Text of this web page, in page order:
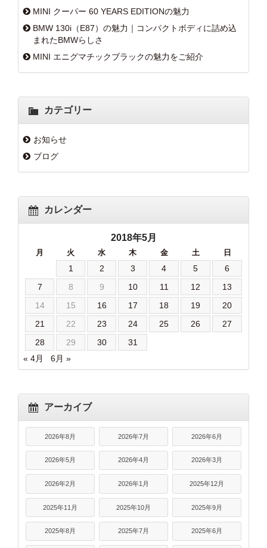
MINI クーパー 60 YEARS EDITIONの魅力
BMW 130i（E87）の魅力｜コンパクトボディに詰め込
まれたBMWらしさ
MINI エニグマチックブラックの魅力をご紹介
カテゴリー
お知らせ
ブログ
カレンダー
2018年5月
月 火 水 木 金 土 日
1 2 3 4 5
6
7
8 9 10 11 12
13
14
15 16 17 18 19
20
21
22 23 24 25 26
27
28
29 30
31
« 4月
6月 »
アーカイブ
2026年8月 2026年7月 2026年6月
2026年5月 2026年4月 2026年3月
2026年2月 2026年1月 2025年12月
2025年11月 2025年10月 2025年9月
2025年8月 2025年7月 2025年6月